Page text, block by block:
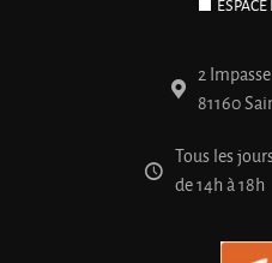
ESPACE
2
81160
Tous les
de 14h à 18h